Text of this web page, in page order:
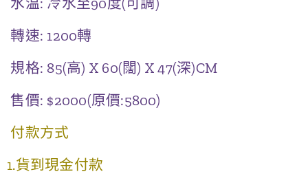
轉速: 1200轉
規格: 85(高) X 60(闊) X 47(深)CM
售價: $2000(原價:5800)
付款方式
1.貨到現金付款